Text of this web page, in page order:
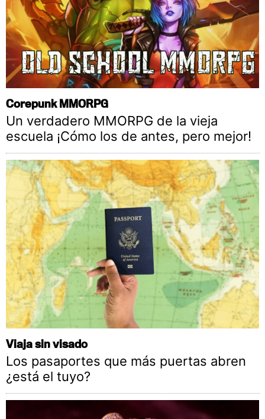
Corepunk MMORPG
Un verdadero MMORPG de la vieja
escuela ¡Cómo los de antes, pero mejor!
Viaja sin visado
Los pasaportes que más puertas abren
¿está el tuyo?